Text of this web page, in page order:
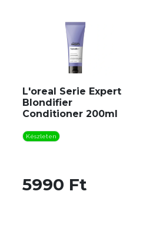
L'oreal Serie Expert
Blondifier
Conditioner 200ml
Készleten
5990 Ft